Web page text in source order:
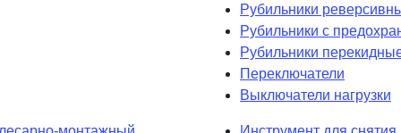
Рубильники
Рубильники с
Рубильники
Переключатели
Выключатели нагрузки